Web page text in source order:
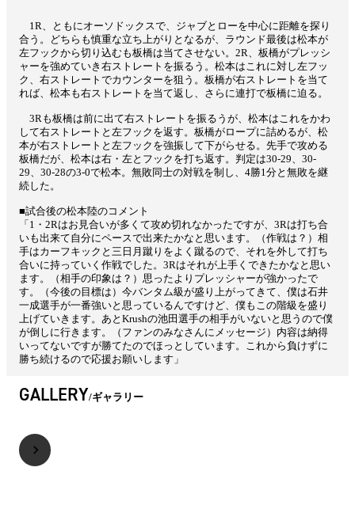
1R、ともにオーソドックスで、ジャブとローを中心に距離を探り
合う。どちらも慎重な立ち上がりとなるが、ラウンド最後は松本が
左フックから切り込むも板橋は当てさせない。2R、板橋がプレッシ
ャーを強めていき右ストレートを振るう。松本はこれに対し左フッ
ク、右ストレートでカウンターを狙う。板橋が右ストレートを当て
れば、松本も右ストレートを当て返し、さらに連打で板橋に迫る。
3Rも板橋は前に出て右ストレートを振るうが、松本はこれをかわ
して右ストレートと左フックを返す。板橋がロープに詰めるが、松
本が右ストレートと左フックを強振して下がらせる。先手で攻める
板橋だが、松本は右・左とフックを打ち返す。判定は30-29、30-
29、30-28の3-0で松本。無敗同士の対戦を制し、4勝1分と無敗を継
続した。
■試合後の松本陸のコメント
「1・2Rはお見合いが多くて攻め切れなかったですが、3Rは打ち合
いも出来て自分にペースで出来たかなと思います。（作戦は？）相
手はカーフキックと三日月蹴りをよく蹴るので、それを外して打ち
合いに持っていく作戦でした。3Rはそれが上手くできたかなと思い
ます。（相手の印象は？）思ったよりプレッシャーが強かったで
す。（今後の目標は）今バンタム級が盛り上がってきて、僕は石井
一成選手が一番強いと思っているんですけど、僕もこの階級を盛り
上げていきます。あとKrushの池田選手の相手がいないと思うので僕
が倒しに行きます。（ファンのみなさんにメッセージ）内容は納得
いってないですが勝てたのでほっとしています。これから負けずに
勝ち続けるので応援お願いします」
GALLERY ギャラリー